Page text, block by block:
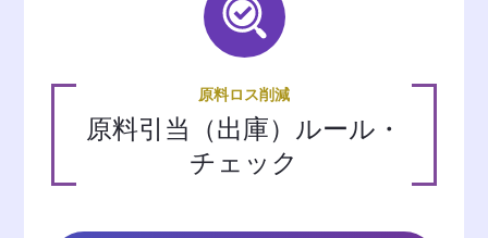
原料ロス削減
原料引当（出庫）ルール・
チェック